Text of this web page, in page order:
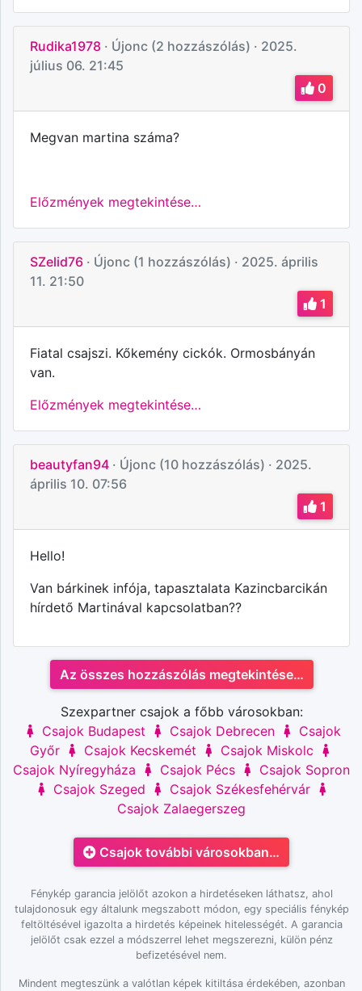
Rudika1978 · Újonc (2 hozzászólás) · 2025.
július 06. 21:45
0
Megvan martina száma?
Előzmények megtekintése…
SZelid76 · Újonc (1 hozzászólás) · 2025. április
11. 21:50
1
Fiatal csajszi. Kőkemény cickók. Ormosbányán
van.
Előzmények megtekintése…
beautyfan94 · Újonc (10 hozzászólás) · 2025.
április 10. 07:56
1
Hello!
Van bárkinek infója, tapasztalata Kazincbarcikán
hírdető Martinával kapcsolatban??
Az összes hozzászólás megtekintése…
Szexpartner csajok a főbb városokban:
Csajok Budapest
Csajok Debrecen
Csajok
Győr
Csajok Kecskemét
Csajok Miskolc
Csajok Nyíregyháza
Csajok Pécs
Csajok Sopron
Csajok Szeged
Csajok Székesfehérvár
Csajok Zalaegerszeg
Csajok további városokban…
Fénykép garancia jelölőt azokon a hirdetéseken láthatsz, ahol
tulajdonosuk egy általunk megszabott módon, egy speciális fénykép
feltöltésével igazolta a hirdetés képeinek hitelességét. A garancia
jelölőt csak ezzel a módszerrel lehet megszerezni, külön pénz
befizetésével nem.
Mindent megteszünk a valótlan képek kitiltása érdekében, azonban